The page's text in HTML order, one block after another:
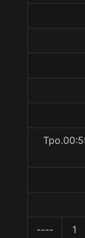
---- 1